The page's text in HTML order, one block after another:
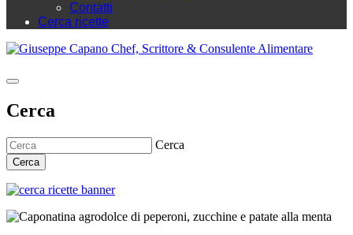
Contatti
Cerca ricette
Cerca
Cerca
Cerca